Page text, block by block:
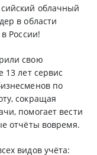
облачный
в области
России!
свою
13 лет сервис
по
сокращая
помогает вести
отчёты вовремя.
видов учёта: